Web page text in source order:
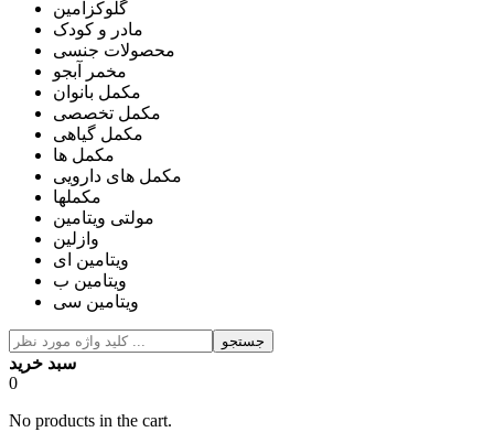
گلوکزامین
مادر و کودک
محصولات جنسی
مخمر آبجو
مکمل بانوان
مکمل تخصصی
مکمل گیاهی
مکمل ها
مکمل های دارویی
مکملها
مولتی ویتامین
وازلین
ویتامین ای
ویتامین ب
ویتامین سی
جستجو
سبد خرید
0
No products in the cart.